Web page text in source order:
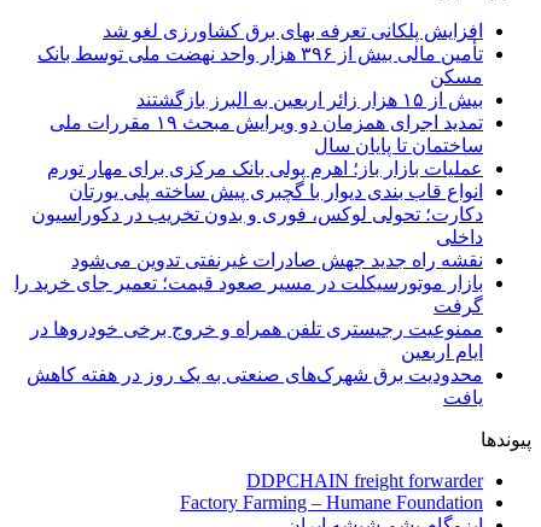
افزایش پلکانی تعرفه بهای برق کشاورزی لغو شد
تأمین مالی بیش از ۳۹۶ هزار واحد نهضت ملی توسط بانک
مسکن
بیش از ۱۵ هزار زائر اربعین به البرز بازگشتند
تمدید اجرای همزمان دو ویرایش مبحث ۱۹ مقررات ملی
ساختمان تا پایان سال
عملیات بازار باز؛ اهرم پولی بانک مرکزی برای مهار تورم
انواع قاب بندی دیوار با گچبری پیش ساخته پلی یورتان
دکارت؛ تحولی لوکس، فوری و بدون تخریب در دکوراسیون
داخلی
نقشه راه جدید جهش صادرات غیرنفتی تدوین می‌شود
بازار موتورسیکلت در مسیر صعود قیمت؛ تعمیر جای خرید را
گرفت
ممنوعیت رجیستری تلفن همراه و خروج برخی خودروها در
ایام اربعین
محدودیت برق شهرک‌های صنعتی به یک روز در هفته کاهش
یافت
پیوندها
DDPCHAIN freight forwarder
Factory Farming – Humane Foundation